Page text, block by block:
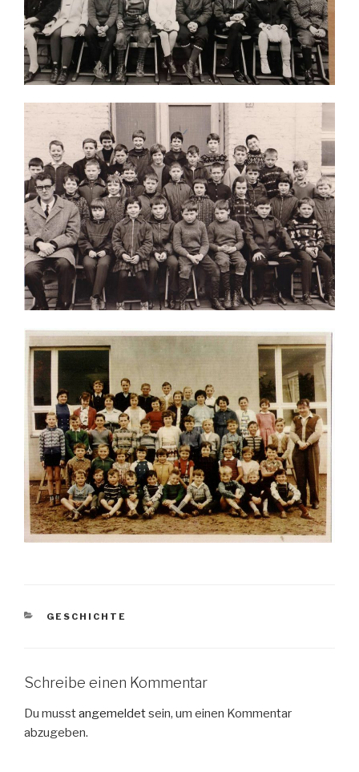
KATEGORIEN
GESCHICHTE
Schreibe einen Kommentar
Du musstangemeldetsein, um einen Kommentar
abzugeben.